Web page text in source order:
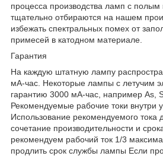
процесса производства ламп с
тщательно отбираются на нашем
избежать спектральных помех от
примесей в катодном материале.
Гарантия
На каждую штатную лампу
мА-час. Некоторые лампы с летучим
гарантию 3000 мА-час, например As,
Рекомендуемые рабочие токи внутри
Использование рекомендуемого тока
сочетание производительности и
рекомендуем рабочий ток 1/3
продлить срок службы лампы Если